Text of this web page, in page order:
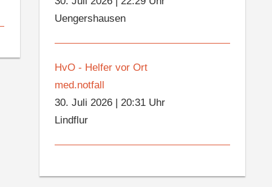
Uengershausen
HvO - Helfer vor Ort
med.notfall
30. Juli 2026 |20:31 Uhr
Lindflur